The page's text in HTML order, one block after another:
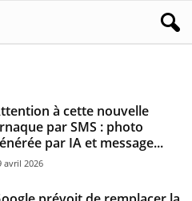
à cette nouvelle
par SMS : photo
par IA et message...
avril 2026